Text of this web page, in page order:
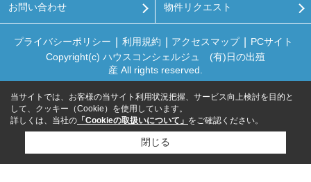
お問い合わせ 物件リクエスト
プライバシーポリシー 利用規約 アクセスマップ
PCサイト
Copyright(c) ハウスコンシェルジュ (有)日の出殖
産 All rights reserved.
当サイトでは、お客様の当サイト利用状況把握、サービス向上検討を目的と
して、クッキー（Cookie）を使用しています。
詳しくは、当社の 「Cookieの取扱いについて」 をご確認ください。
閉じる